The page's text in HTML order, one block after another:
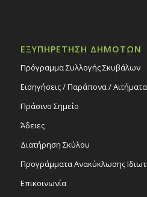
ΕΞΥΠΗΡΕΤΗΣΗ ΔΗΜΟΤΩΝ
Πρόγραμμα Συλλογής Σκυβάλων
Εισηγήσεις / Παράπονα / Αιτήματα
Πράσινο Σημείο
Άδειες
Διατήρηση Σκύλου
Προγράμματα Ανακύκλωσης
Επικοινωνία